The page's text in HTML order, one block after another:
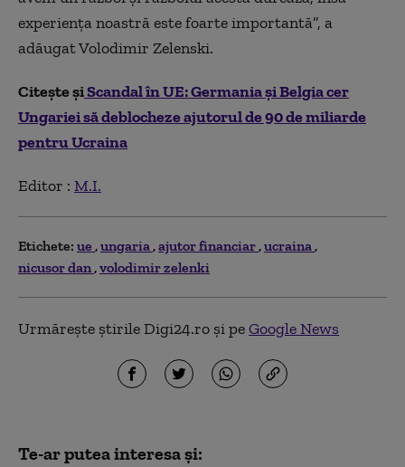
experiența noastră este foarte importantă”, a
adăugat Volodimir Zelenski.
Citește șiScandal în UE: Germania şi Belgia cer
Ungariei să deblocheze ajutorul de 90 de miliarde
pentru Ucraina
Editor : M.I.
Etichete: ue ungaria ajutor financiar ucraina
nicusor dan volodimir zelenki
Urmărește știrile Digi24.ro și peGoogle News
Te-ar putea interesa și: